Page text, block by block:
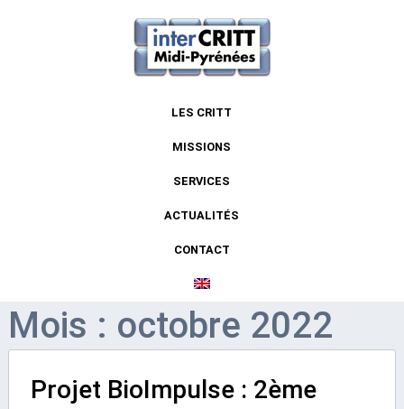
LES CRITT
MISSIONS
SERVICES
ACTUALITÉS
CONTACT
Mois : octobre 2022
Projet BioImpulse : 2ème